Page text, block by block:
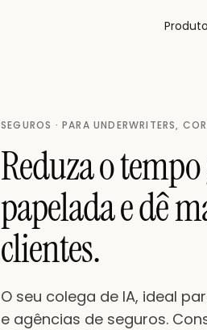
Produto
SEGUROS · PARA UNDERWRITERS,
Reduza o
papelada e dê
clientes.
O seu colega de IA, ideal
e agências de seguros.